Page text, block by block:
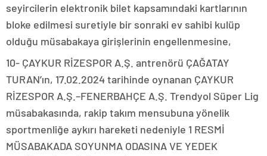
seyircilerin elektronik bilet kapsamındaki kartlarının
bloke edilmesi suretiyle bir sonraki ev sahibi kulüp
olduğu müsabakaya girişlerinin engellenmesine,
10- ÇAYKUR RİZESPOR A.Ş. antrenörü ÇAĞATAY
TURAN’ın, 17.02.2024 tarihinde oynanan ÇAYKUR
RİZESPOR A.Ş.–FENERBAHÇE A.Ş. Trendyol Süper Lig
müsabakasında, rakip takım mensubuna yönelik
sportmenliğe aykırı hareketi nedeniyle 1 RESMİ
MÜSABAKADA SOYUNMA ODASINA VE YEDEK